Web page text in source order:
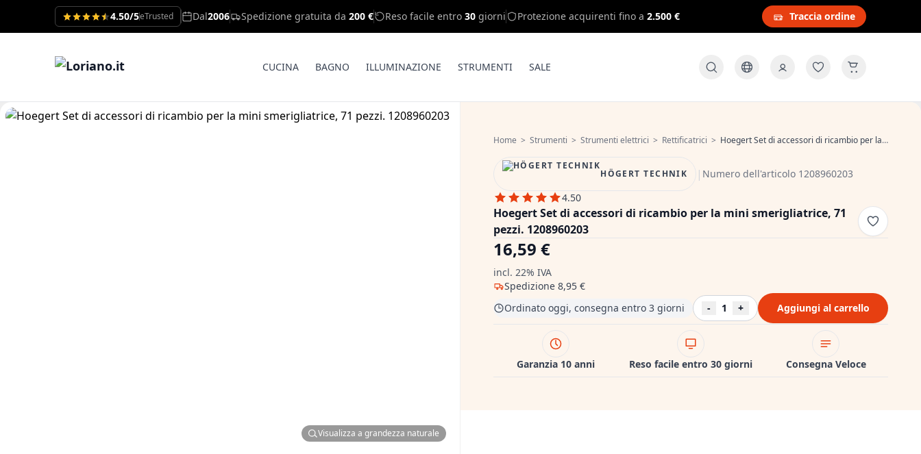
4.50/5eTrusted Dal2006 Spedizione gratuita da 200 € Reso facile entro 30 giorni Protezione acquirenti fino a 2.500 € Traccia ordine
CUCINA BAGNO ILLUMINAZIONE STRUMENTI SALE
Visualizza a grandezza naturale
Home > Strumenti > Strumenti elettrici > Rettificatrici > Hoegert Set di accessori di ricambio per la mini smerigliatrice, 71 pezzi. 1208960203
HÖGERT TECHNIK | Numero dell'articolo 1208960203
4.50
Hoegert Set di accessori di ricambio per la mini smerigliatrice, 71
pezzi. 1208960203
16,59 €
incl. 22% IVA
Spedizione 8,95 €
Ordinato oggi, consegna entro 3 giorni
- 1 + Aggiungi al carrello
Garanzia 10 anni Reso facile entro 30 giorni Consegna Veloce